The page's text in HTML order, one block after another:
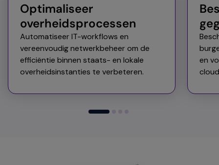
Optimaliseer
overheidsprocessen
Automatiseer IT-workflows en
vereenvoudig netwerkbeheer om de
efficiëntie binnen staats- en lokale
overheidsinstanties te verbeteren.​
en